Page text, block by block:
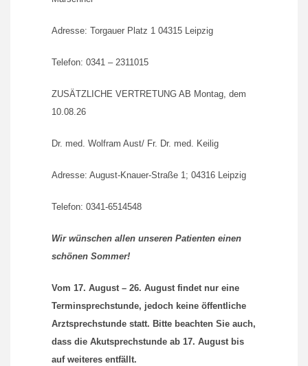
Adresse: Torgauer Platz 1 04315 Leipzig
Telefon: 0341 – 2311015
ZUSÄTZLICHE VERTRETUNG AB Montag, dem
10.08.26
Dr. med. Wolfram Aust/ Fr. Dr. med. Keilig
Adresse: August-Knauer-Straße 1; 04316 Leipzig
Telefon: 0341-6514548
Wir wünschen allen unseren Patienten einen
schönen Sommer!
Vom 17. August – 26. August findet nur eine
Terminsprechstunde, jedoch keine öffentliche
Arztsprechstunde statt. Bitte beachten Sie auch,
dass die Akutsprechstunde ab 17. August bis
auf weiteres entfällt.